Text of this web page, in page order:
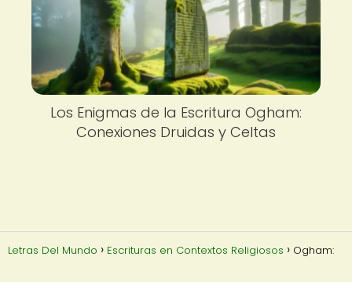
Los Enigmas de la Escritura Ogham:
Conexiones Druidas y Celtas
Letras Del Mundo Escrituras en Contextos Religiosos Ogham: